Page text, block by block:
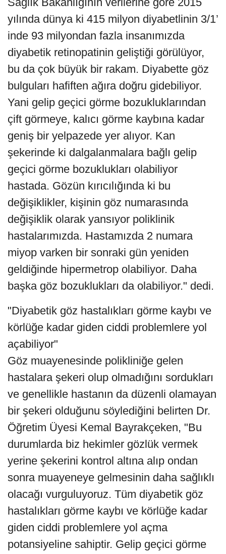
yılında dünya ki 415 milyon diyabetlinin 3/1’
inde 93 milyondan fazla insanımızda
diyabetik retinopatinin geliştiği görülüyor,
bu da çok büyük bir rakam. Diyabette göz
bulguları hafiften ağıra doğru gidebiliyor.
Yani gelip geçici görme bozukluklarından
çift görmeye, kalıcı görme kaybına kadar
geniş bir yelpazede yer alıyor. Kan
şekerinde ki dalgalanmalara bağlı gelip
geçici görme bozuklukları olabiliyor
hastada. Gözün kırıcılığında ki bu
değişiklikler, kişinin göz numarasında
değişiklik olarak yansıyor poliklinik
hastalarımızda. Hastamızda 2 numara
miyop varken bir sonraki gün yeniden
geldiğinde hipermetrop olabiliyor. Daha
başka göz bozuklukları da olabiliyor." dedi.
"Diyabetik göz hastalıkları görme kaybı ve
körlüğe kadar giden ciddi problemlere yol
açabiliyor"
Göz muayenesinde polikliniğe gelen
hastalara şekeri olup olmadığını sordukları
ve genellikle hastanın da düzenli olamayan
bir şekeri olduğunu söylediğini belirten Dr.
Öğretim Üyesi Kemal Bayrakçeken, "Bu
durumlarda biz hekimler gözlük vermek
yerine şekerini kontrol altına alıp ondan
sonra muayeneye gelmesinin daha sağlıklı
olacağı vurguluyoruz. Tüm diyabetik göz
hastalıkları görme kaybı ve körlüğe kadar
giden ciddi problemlere yol açma
potansiyeline sahiptir. Gelip geçici görme